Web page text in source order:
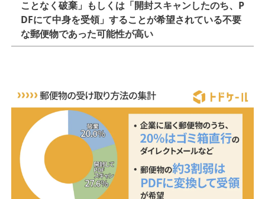
ことなく破棄」もしくは「開封スキャンしたのち、P
DFにて中⾝を受領」することが希望されている不要
な郵便物であった可能性が⾼い